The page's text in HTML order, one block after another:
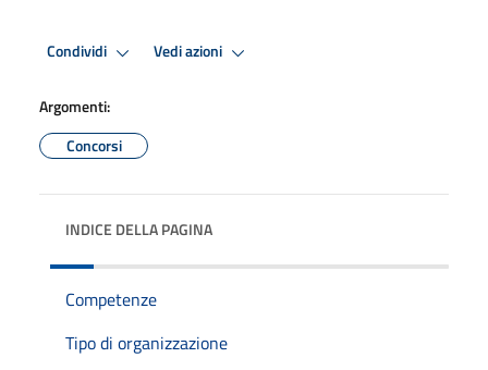
Condividi Vedi azioni
Argomenti:
Concorsi
INDICE DELLA PAGINA
Competenze
Tipo di organizzazione